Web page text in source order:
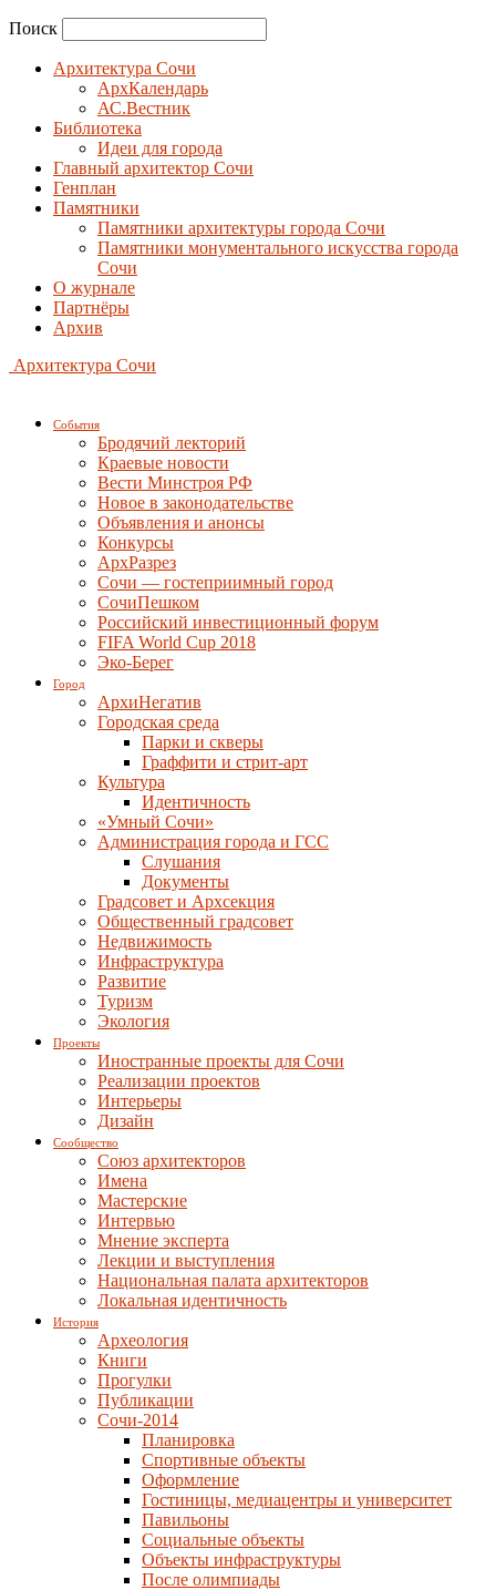
Поиск
Архитектура Сочи
АрхКалендарь
АС.Вестник
Библиотека
Идеи для города
Главный архитектор Сочи
Генплан
Памятники
Памятники архитектуры города Сочи
Памятники монументального искусства города
Сочи
О журнале
Партнёры
Архив
Архитектура Сочи
События
Бродячий лекторий
Краевые новости
Вести Минстроя РФ
Новое в законодательстве
Объявления и анонсы
Конкурсы
АрхРазрез
Сочи — гостеприимный город
СочиПешком
Российский инвестиционный форум
FIFA World Cup 2018
Эко-Берег
Город
АрхиНегатив
Городская среда
Парки и скверы
Граффити и стрит-арт
Культура
Идентичность
«Умный Сочи»
Администрация города и ГСС
Слушания
Документы
Градсовет и Архсекция
Общественный градсовет
Недвижимость
Инфраструктура
Развитие
Туризм
Экология
Проекты
Иностранные проекты для Сочи
Реализации проектов
Интерьеры
Дизайн
Сообщество
Союз архитекторов
Имена
Мастерские
Интервью
Мнение эксперта
Лекции и выступления
Национальная палата архитекторов
Локальная идентичность
История
Археология
Книги
Прогулки
Публикации
Сочи-2014
Планировка
Спортивные объекты
Оформление
Гостиницы, медиацентры и университет
Павильоны
Социальные объекты
Объекты инфраструктуры
После олимпиады